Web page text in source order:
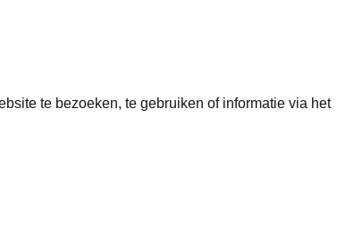
te bezoeken, te gebruiken of informatie via het